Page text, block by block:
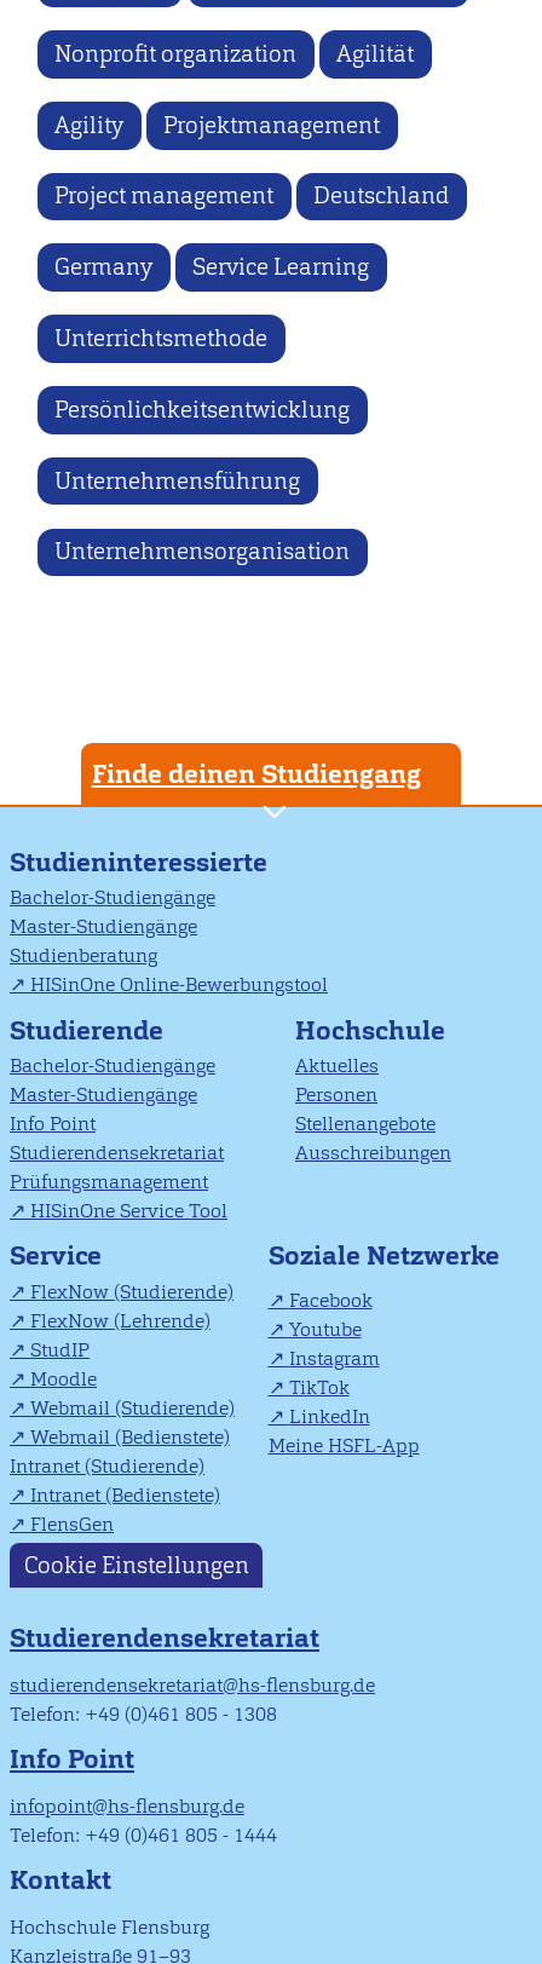
Nonprofit organization Agilität
Agility Projektmanagement
Project management Deutschland
Germany Service Learning
Unterrichtsmethode
Persönlichkeitsentwicklung
Unternehmensführung
Unternehmensorganisation
Finde deinen Studiengang
Studieninteressierte
Bachelor-Studiengänge
Master-Studiengänge
Studienberatung
HISinOne Online-Bewerbungstool
Studierende
Bachelor-Studiengänge
Master-Studiengänge
Info Point
Studierendensekretariat
Prüfungsmanagement
HISinOne Service Tool
Hochschule
Aktuelles
Personen
Stellenangebote
Ausschreibungen
Service
FlexNow (Studierende)
FlexNow (Lehrende)
StudIP
Moodle
Webmail (Studierende)
Webmail (Bedienstete)
Intranet (Studierende)
Intranet (Bedienstete)
FlensGen
Soziale Netzwerke
Facebook
Youtube
Instagram
TikTok
LinkedIn
Meine HSFL-App
Cookie Einstellungen
Studierendensekretariat
studierendensekretariat@hs-flensburg.de
Telefon: +49 (0)461 805 - 1308
Info Point
infopoint@hs-flensburg.de
Telefon: +49 (0)461 805 - 1444
Kontakt
Hochschule Flensburg
Kanzleistraße 91–93